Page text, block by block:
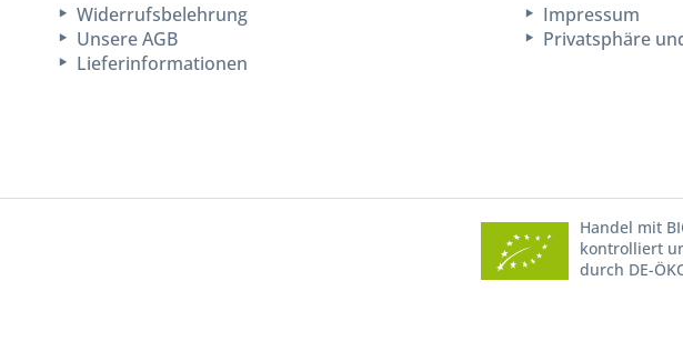
Widerrufsbelehrung
Unsere AGB
Lieferinformationen
Impressum
Privatsphäre
Handel mit
kontrolliert
durch DE-